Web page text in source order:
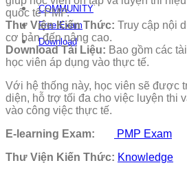
COMMUNITY
Free Exam
Download
quốc tế PMP.
Thư Viện Kiến Thức: Truy cập nội
cơ bản đến nâng cao.
Download Tài Liệu: Bao gồm các
học viên áp dụng vào thực tế.
Với hệ thống này, học viên sẽ được
diện, hỗ trợ tối đa cho việc luyện thi
vào công việc thực tế.
E-learning Exam:
PMP Exam
Thư Viện Kiến Thức: Knowledge